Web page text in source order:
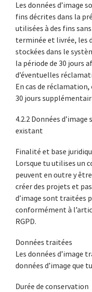
Les données d’image
fins décrites dans la
utilisées à des fins
terminée et livrée, les
stockées dans le
la période de 30 jours
d’éventuelles
En cas de
30 jours
4.2.2 Données
existant
Finalité et base
Lorsque tu utilises un
peuvent en outre y
créer des projets et
d’image sont traitées
conformément à
RGPD.
Données traitées
Les données d’image
données d’image que
Durée de conservation